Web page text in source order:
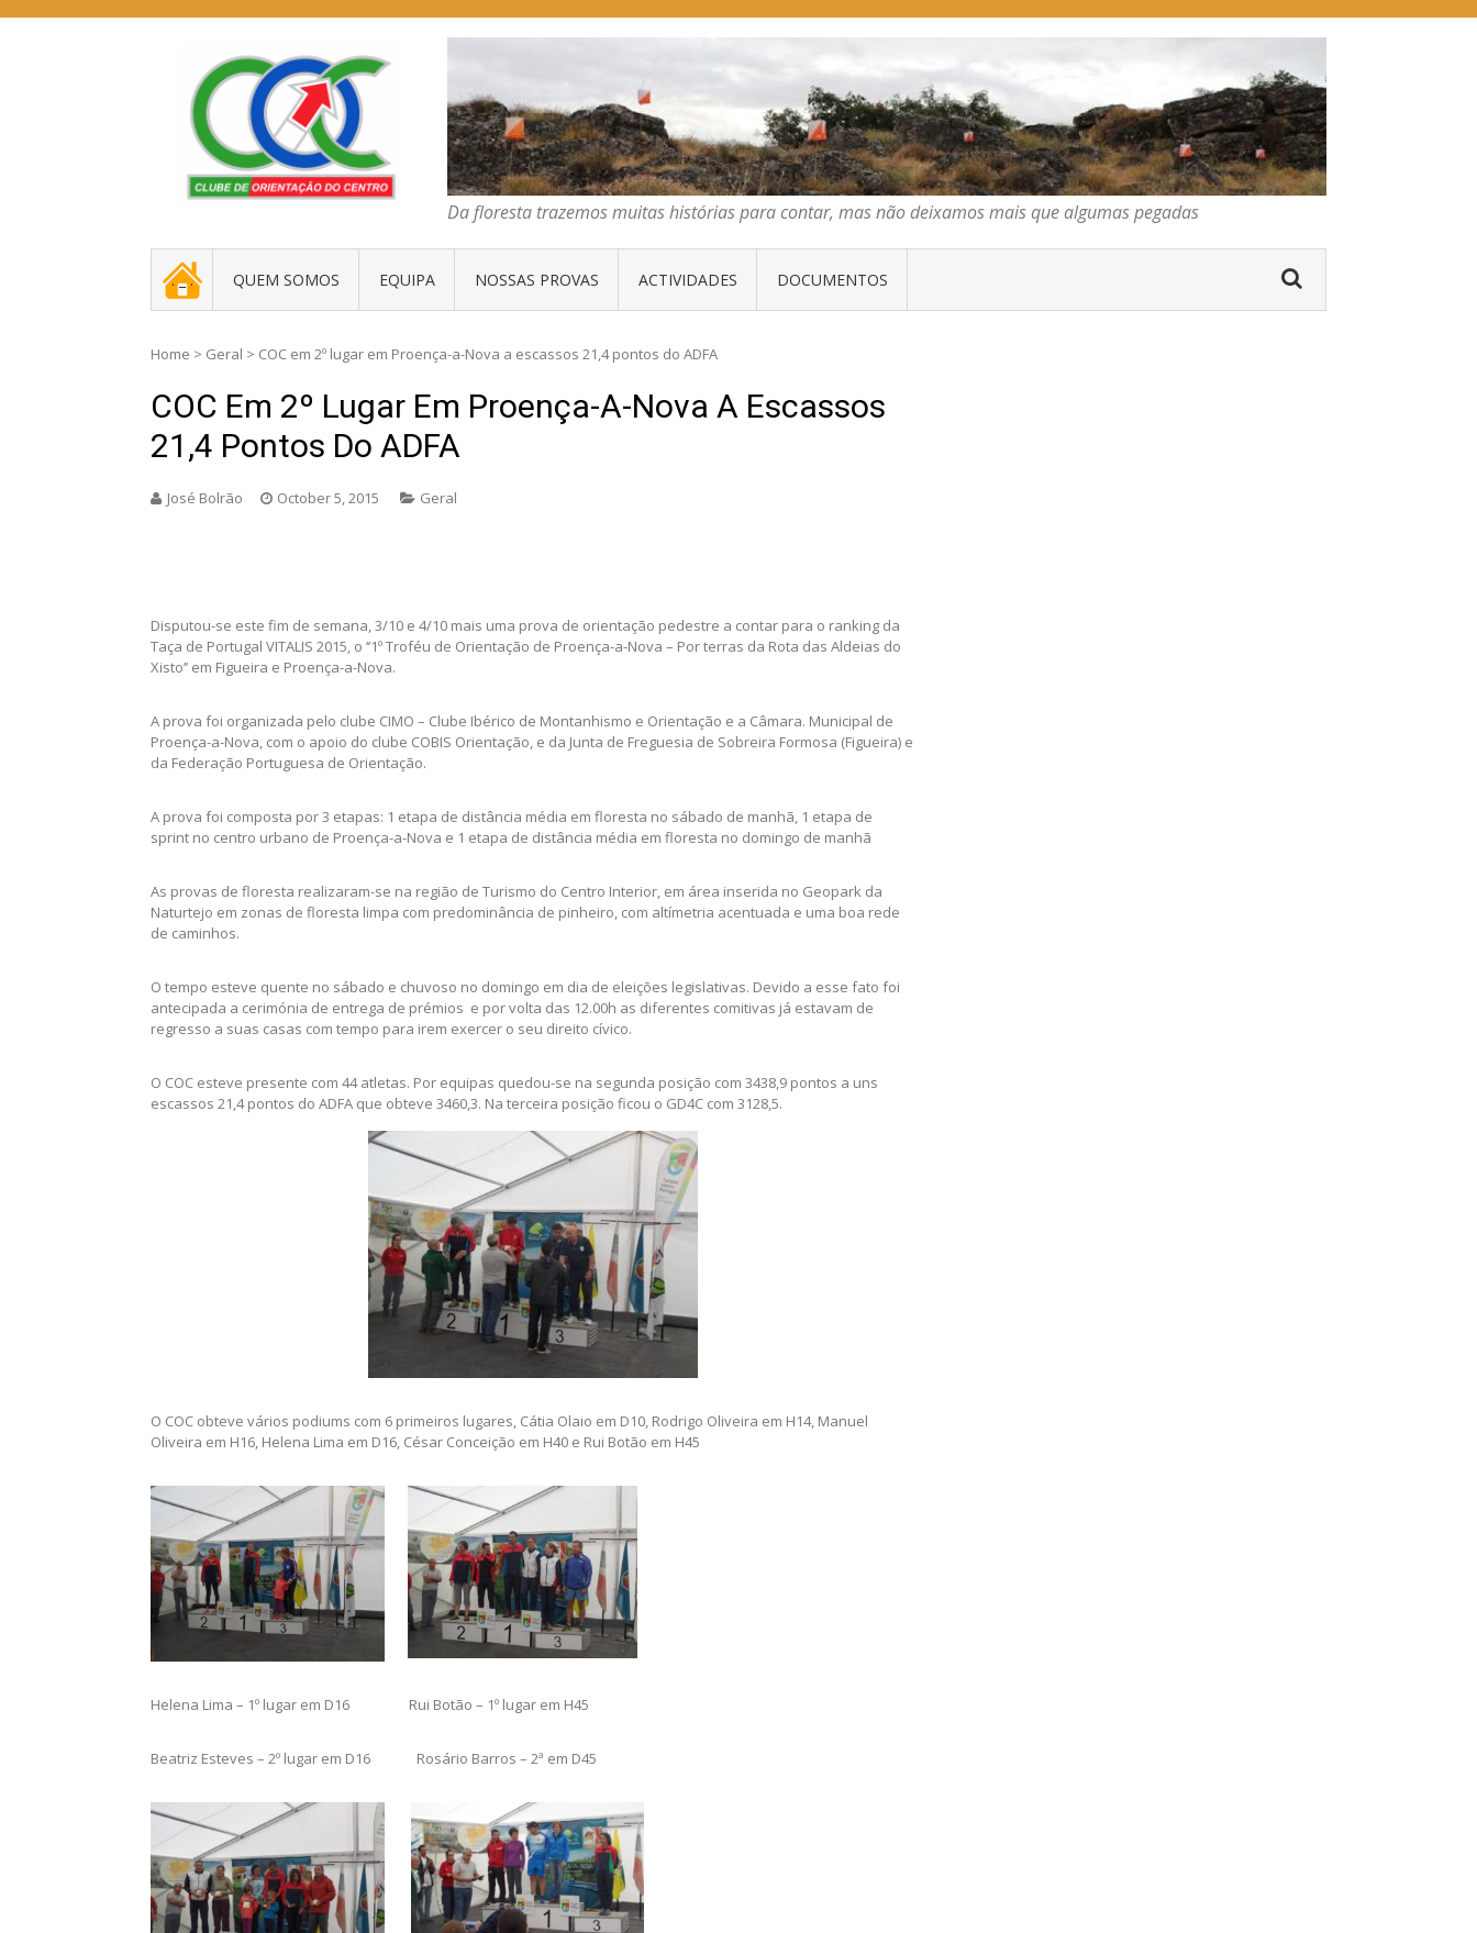
COC – CLUBE DE ORIENTAÇÃO DO CENTRO
Da floresta trazemos muitas histórias para contar, mas não deixamos mais que algumas pegadas
Da floresta trazemos muitas histórias para contar, mas não deixamos mais que algumas pegadas
. _ . QUEM SOMOS EQUIPA NOSSAS PROVAS ACTIVIDADES DOCUMENTOS
Home > Geral > COC em 2º lugar em Proença-a-Nova a escassos 21,4 pontos do ADFA
COC Em 2º Lugar Em Proença-A-Nova A Escassos
21,4 Pontos Do ADFA
José Bolrão October 5, 2015 Geral
Disputou-se este fim de semana, 3/10 e 4/10 mais uma prova de orientação pedestre a contar para o ranking da
Taça de Portugal VITALIS 2015, o ‘’1º Troféu de Orientação de Proença-a-Nova – Por terras da Rota das Aldeias do
Xisto’’ em Figueira e Proença-a-Nova.
A prova foi organizada pelo clube CIMO – Clube Ibérico de Montanhismo e Orientação e a Câmara. Municipal de
Proença-a-Nova, com o apoio do clube COBIS Orientação, e da Junta de Freguesia de Sobreira Formosa (Figueira) e
da Federação Portuguesa de Orientação.
A prova foi composta por 3 etapas: 1 etapa de distância média em floresta no sábado de manhã, 1 etapa de
sprint no centro urbano de Proença-a-Nova e 1 etapa de distância média em floresta no domingo de manhã
As provas de floresta realizaram-se na região de Turismo do Centro Interior, em área inserida no Geopark da
Naturtejo em zonas de floresta limpa com predominância de pinheiro, com altímetria acentuada e uma boa rede
de caminhos.
O tempo esteve quente no sábado e chuvoso no domingo em dia de eleições legislativas. Devido a esse fato foi
antecipada a cerimónia de entrega de prémios e por volta das 12.00h as diferentes comitivas já estavam de
regresso a suas casas com tempo para irem exercer o seu direito cívico.
O COC esteve presente com 44 atletas. Por equipas quedou-se na segunda posição com 3438,9 pontos a uns
escassos 21,4 pontos do ADFA que obteve 3460,3. Na terceira posição ficou o GD4C com 3128,5.
O COC obteve vários podiums com 6 primeiros lugares, Cátia Olaio em D10, Rodrigo Oliveira em H14, Manuel
Oliveira em H16, Helena Lima em D16, César Conceição em H40 e Rui Botão em H45
Helena Lima – 1º lugar em D16 Rui Botão – 1º lugar em H45
Beatriz Esteves – 2º lugar em D16 Rosário Barros – 2ª em D45